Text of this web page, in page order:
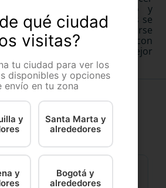
para el entrenamiento y
al aire libre. Los brazos se
para adaptarse
tamaño del perro y cuenta con
de forma para una mejor
qué ciudad
visitas?
tu ciudad para ver los
disponibles y opciones
envío en tu zona
y
Santa Marta y
alrededores
y
Bogotá y
alrededores